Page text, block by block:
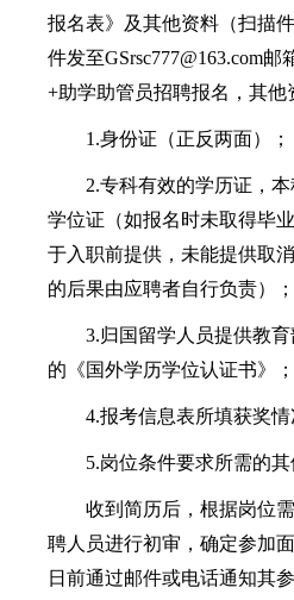
报名表》及其他资料（扫描
件发至GSrsc777@163.com
+助学助管员招聘报名，其他
1.身份证（正反两面）；
2.专科有效的学历证，
学位证（如报名时未取得毕
于入职前提供，未能提供取
的后果由应聘者自行负责）；
3.归国留学人员提供教
的《国外学历学位认证书》；
4.报考信息表所填获奖情
5.岗位条件要求所需的其
收到简历后，根据岗位
聘人员进行初审，确定参加
日前通过邮件或电话通知其